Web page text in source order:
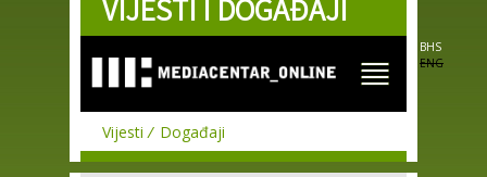
Skip to
main
VIJESTI I DOGAĐAJI
BHS
ENG
Vijesti Događaji